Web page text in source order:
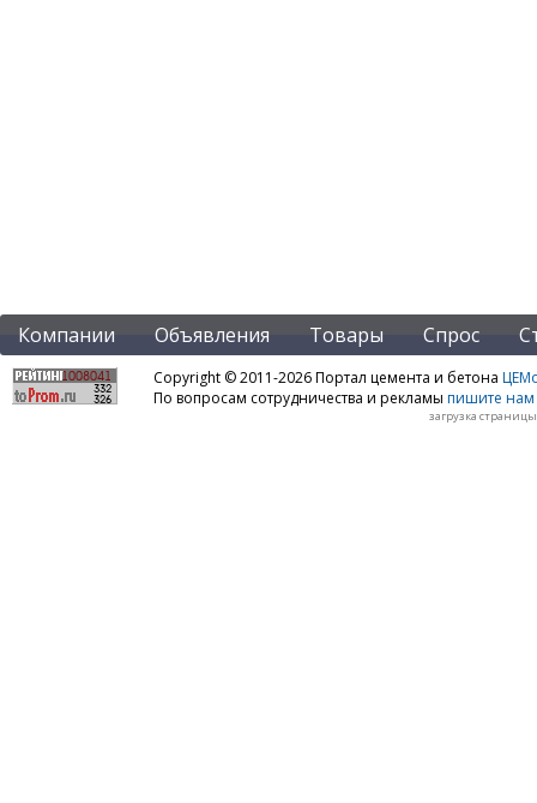
Компании Объявления Товары Спрос
Copyright © 2011-2026 Портал цемента и бетона
По вопросам сотрудничества и рекламы пишите нам
загрузка